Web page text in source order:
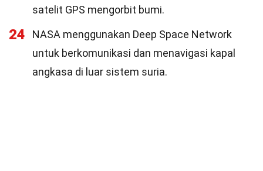
satelit GPS mengorbit bumi.
24
NASA menggunakan Deep Space Network
untuk berkomunikasi dan menavigasi kapal
angkasa di luar sistem suria.